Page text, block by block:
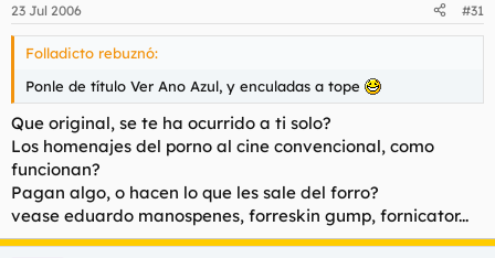
23 Jul 2006 #31
Folladicto rebuznó:
Ponle de título Ver Ano Azul, y enculadas a tope
Que original, se te ha ocurrido a ti solo?
Los homenajes del porno al cine convencional, como
funcionan?
Pagan algo, o hacen lo que les sale del forro?
vease eduardo manospenes, forreskin gump, fornicator...